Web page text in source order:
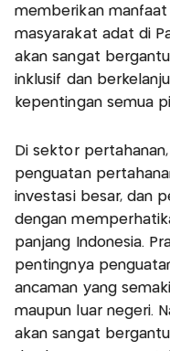
memberikan
masyarakat adat di
akan sangat
inklusif dan
kepentingan semua
Di sektor
penguatan
investasi besar, dan
dengan
panjang Indonesia.
pentingnya
ancaman yang
maupun luar negeri.
akan sangat